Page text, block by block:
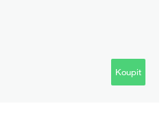
Koupit